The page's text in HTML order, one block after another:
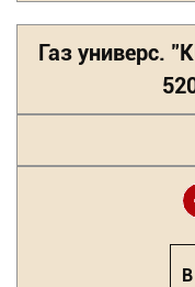
Газ универс.